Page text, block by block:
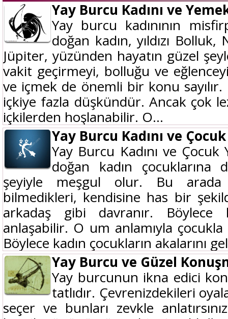
Yay Burcu Kadını ve
Yay burcu kadınının
doğan kadın, yıldızı
Jüpiter, yüzünden hayatın güzel
vakit geçirmeyi, bolluğu ve
ve içmek de önemli bir konu
içkiye fazla düşkündür. Ancak çok
içkilerden hoşlanabilir. O...
Yay Burcu Kadını ve Çocuk
Yay Burcu Kadını ve
doğan kadın çocuklarına
şeyiyle meşgul olur. Bu arada
bilmedikleri, kendisine has bir
arkadaş gibi davranır.
anlaşabilir. O um anlamıyla
Böylece kadın çocukların akalarını
Yay Burcu ve Güzel
Yay burcunun ikna edici
tatlıdır. Çevrenizdekileri
seçer ve bunları zevkle